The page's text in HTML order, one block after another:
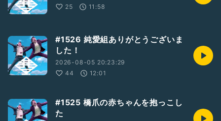
25
11:58
#1526 純愛組ありがとうございま
した！
2026-08-05 20:23:29
44
12:01
#1525 橋爪の赤ちゃんを抱っこし
た